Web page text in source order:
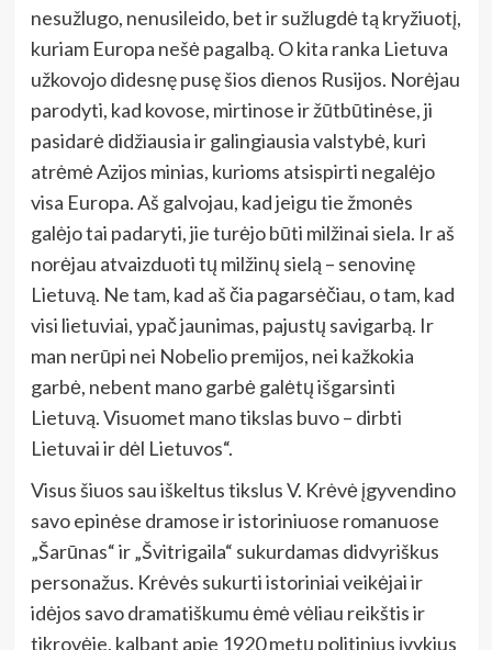
nesužlugo, nenusileido, bet ir sužlugdė tą kryžiuotį,
kuriam Europa nešė pagalbą. O kita ranka Lietuva
užkovojo didesnę pusę šios dienos Rusijos. Norėjau
parodyti, kad kovose, mirtinose ir žūtbūtinėse, ji
pasidarė didžiausia ir galingiausia valstybė, kuri
atrėmė Azijos minias, kurioms atsispirti negalėjo
visa Europa. Aš galvojau, kad jeigu tie žmonės
galėjo tai padaryti, jie turėjo būti milžinai siela. Ir aš
norėjau atvaizduoti tų milžinų sielą – senovinę
Lietuvą. Ne tam, kad aš čia pagarsėčiau, o tam, kad
visi lietuviai, ypač jaunimas, pajustų savigarbą. Ir
man nerūpi nei Nobelio premijos, nei kažkokia
garbė, nebent mano garbė galėtų išgarsinti
Lietuvą. Visuomet mano tikslas buvo – dirbti
Lietuvai ir dėl Lietuvos“.
Visus šiuos sau iškeltus tikslus V. Krėvė įgyvendino
savo epinėse dramose ir istoriniuose romanuose
„Šarūnas“ ir „Švitrigaila“ sukurdamas didvyriškus
personažus. Krėvės sukurti istoriniai veikėjai ir
idėjos savo dramatiškumu ėmė vėliau reikštis ir
tikrovėje, kalbant apie 1920 metų politinius įvykius